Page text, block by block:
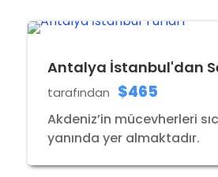
Antalya İstanbul'dan
tarafından $465
Akdeniz’in mücevherleri
yanında yer almaktadır.